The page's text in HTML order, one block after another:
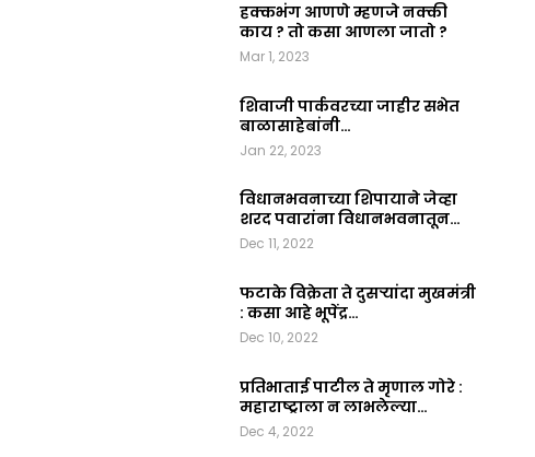
हक्कभंग आणणे म्हणजे नक्की
काय ? तो कसा आणला जातो ?
Mar 1, 2023
शिवाजी पार्कवरच्या जाहीर सभेत
बाळासाहेबांनी…
Jan 22, 2023
विधानभवनाच्या शिपायाने जेव्हा
शरद पवारांना विधानभवनातून…
Dec 11, 2022
फटाके विक्रेता ते दुसऱ्यांदा मुखमंत्री
: कसा आहे भूपेंद्र…
Dec 10, 2022
प्रतिभाताई पाटील ते मृणाल गोरे :
महाराष्ट्राला न लाभलेल्या…
Dec 4, 2022